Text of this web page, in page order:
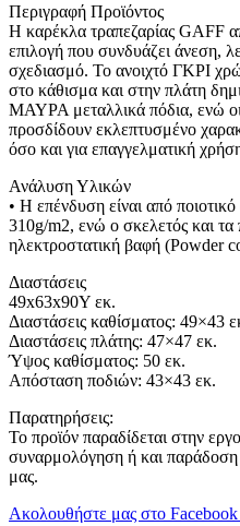
Περιγραφή Προϊόντος
Η καρέκλα τραπεζαρίας GAFF
επιλογή που συνδυάζει άνεση,
σχεδιασμό. Το ανοιχτό ΓΚΡΙ
στο κάθισμα και στην πλάτη
ΜΑΥΡΑ μεταλλικά πόδια, ενώ
προσδίδουν εκλεπτυσμένο
όσο και για επαγγελματική
Ανάλυση Υλικών
• Η επένδυση είναι από
310g/m2, ενώ ο σκελετός και τα
ηλεκτροστατική βαφή (Powder
Διαστάσεις
49x63x90Υ εκ.
Διαστάσεις καθίσματος: 49×43
Διαστάσεις πλάτης: 47×47 εκ.
Ύψος καθίσματος: 50 εκ.
Απόσταση ποδιών: 43×43 εκ.
Παρατηρήσεις:
Το προϊόν παραδίδεται στην
συναρμολόγηση ή και παράδοση
μας.
Ακολουθήστε μας στο